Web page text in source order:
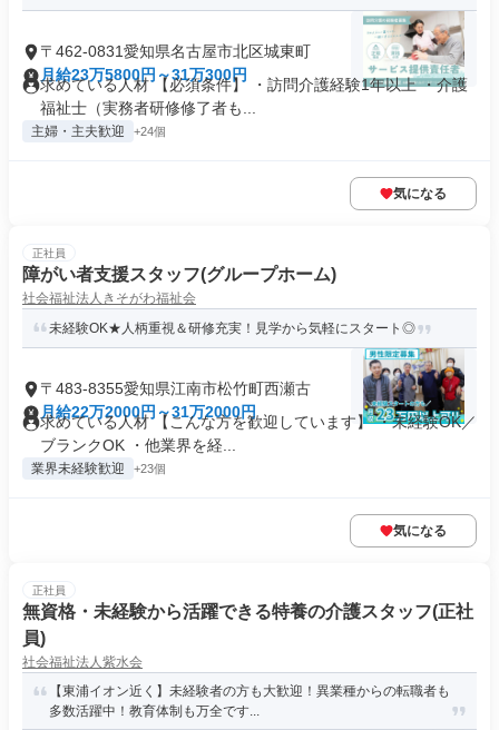
〒462-0831愛知県名古屋市北区城東町
月給23万5800円～31万300円
求めている人材 【必須条件】 ・訪問介護経験1年以上 ・介護
福祉士（実務者研修修了者も...
主婦・主夫歓迎 +24個
気になる
正社員
障がい者支援スタッフ(グループホーム)
社会福祉法人きそがわ福祉会
未経験OK★人柄重視＆研修充実！見学から気軽にスタート◎
〒483-8355愛知県江南市松竹町西瀬古
月給22万2000円～31万2000円
求めている人材 【こんな方を歓迎しています】 ・未経験OK／
ブランクOK ・他業界を経...
業界未経験歓迎 +23個
気になる
正社員
無資格・未経験から活躍できる特養の介護スタッフ(正社
員)
社会福祉法人紫水会
【東浦イオン近く】未経験者の方も大歓迎！異業種からの転職者も
多数活躍中！教育体制も万全です...